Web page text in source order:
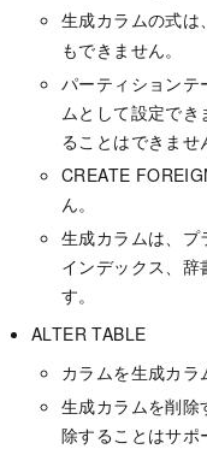
生成カラムの式は
もできません。
パーティションテ
ムとして設定でき
ることはできませ
CREATE
ん。
生成カラムは、
インデックス、
す。
ALTER TABLE
カラムを生成カラ
生成カラムを削除
除することはサポ